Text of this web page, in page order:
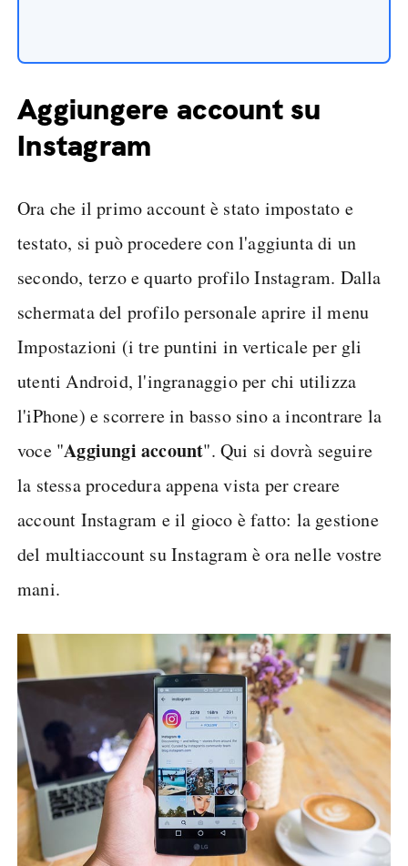
Aggiungere account su
Instagram
Ora che il primo account è stato impostato e
testato, si può procedere con l'aggiunta di un
secondo, terzo e quarto profilo Instagram. Dalla
schermata del profilo personale aprire il menu
Impostazioni (i tre puntini in verticale per gli
utenti Android, l'ingranaggio per chi utilizza
l'iPhone) e scorrere in basso sino a incontrare la
voce "Aggiungi account". Qui si dovrà seguire
la stessa procedura appena vista per creare
account Instagram e il gioco è fatto: la gestione
del multiaccount su Instagram è ora nelle vostre
mani.